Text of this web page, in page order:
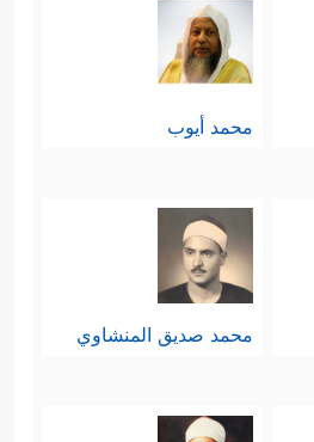
محمد أيوب
محمد صديق المنشاوي